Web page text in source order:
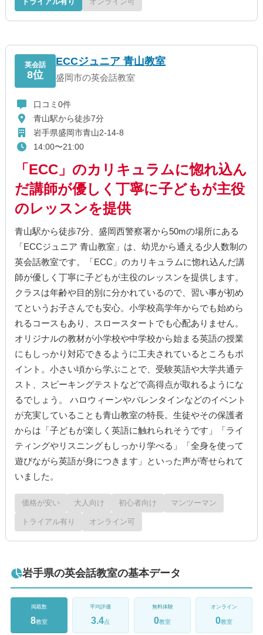
英会話
8位
ECCジュニア 青山教室
盛岡市の英会話教室
口コミ0件
青山駅から徒歩7分
岩手県盛岡市青山2-14-8
14:00〜21:00
「ECC」のカリキュラムに惚れ込ん
だ講師が優しく丁寧に子どもが主役
のレッスンを提供
青山駅から徒歩7分、盛岡西警察署から50mの場所にある
「ECCジュニア 青山教室」は、幼児から通える少人数制の
英会話教室です。「ECC」のカリキュラムに惚れ込んだ講
師が優しく丁寧に子どもが主役のレッスンを提供します。
クラスは年齢や目的別に分かれているので、習い事が初め
てというお子さんでも安心。小学校高学年からでも始めら
れるコースもあり、スロースタートでも心配ありません。
オリジナルの教材が小学校や中学校から始まる英語の授業
にもしっかり対応できるように工夫されているところもポ
イント。小さい頃から学ぶことで、受験英語や大学共通テ
スト、スピーキングテストなどで高得点が取れるようにな
るでしょう。 ハロウィーンやバレンタインなどのイベント
が充実していることも青山教室の特長。生徒やその保護者
からは「子どもが楽しく英語に触れられそうです」「ライ
ティングやリスニングもしっかり学べる」「全身を使って
遊びながら英語が身につきます」といった声が寄せられて
いました。
価格が安い 大人向け 初心者向け マンツーマン
トライアル有り オンライン可
岩手県の英会話教室の基本データ
掲載数
8教室
平均評価
3.4点
無料体験
0教室
オンライン
0教室